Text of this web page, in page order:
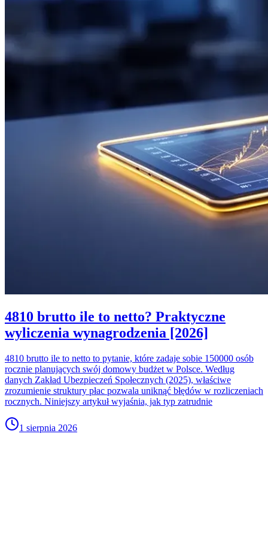
4810 brutto ile to netto? Praktyczne
wyliczenia wynagrodzenia [2026]
4810 brutto ile to netto to pytanie, które zadaje sobie 150000 osób
rocznie planujących swój domowy budżet w Polsce. Według
danych Zakład Ubezpieczeń Społecznych (2025), właściwe
zrozumienie struktury płac pozwala uniknąć błędów w rozliczeniach
rocznych. Niniejszy artykuł wyjaśnia, jak typ zatrudnie
1 sierpnia 2026